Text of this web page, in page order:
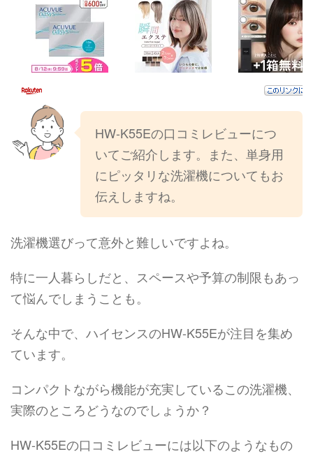
HW-K55Eの口コミレビューにつ
いてご紹介します。また、単身用
にピッタリな洗濯機についてもお
伝えしますね。
洗濯機選びって意外と難しいですよね。
特に一人暮らしだと、スペースや予算の制限もあっ
て悩んでしまうことも。
そんな中で、ハイセンスのHW-K55Eが注目を集め
ています。
コンパクトながら機能が充実しているこの洗濯機、
実際のところどうなのでしょうか？
HW-K55Eの口コミレビューには以下のようなもの